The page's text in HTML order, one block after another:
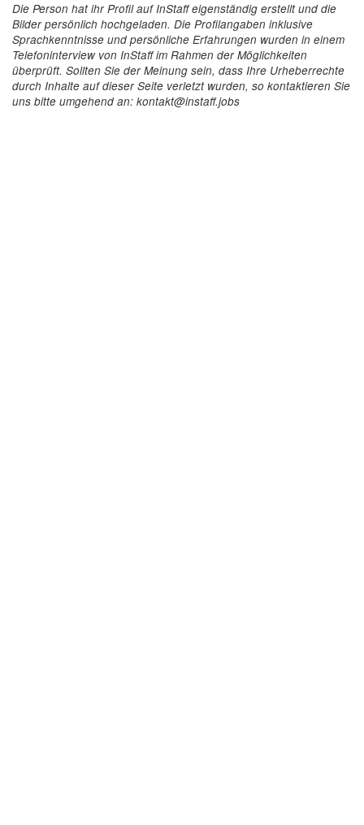
Die Person hat ihr Profil auf InStaff eigenständig erstellt und die
Bilder persönlich hochgeladen. Die Profilangaben inklusive
Sprachkenntnisse und persönliche Erfahrungen wurden in einem
Telefoninterview von InStaff im Rahmen der Möglichkeiten
überprüft. Sollten Sie der Meinung sein, dass Ihre Urheberrechte
durch Inhalte auf dieser Seite verletzt wurden, so kontaktieren Sie
uns bitte umgehend an: kontakt@instaff.jobs